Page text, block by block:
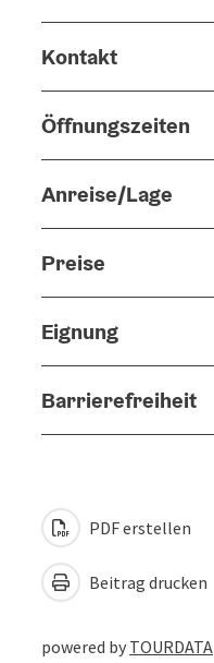
Kontakt
Öffnungszeiten
Anreise/Lage
Preise
Eignung
Barrierefreiheit
PDF erstellen
Beitrag drucken
powered by TOURDATA